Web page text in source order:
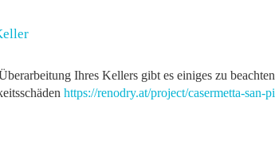
Ihres Kellers gibt es einiges zu
https://renodry.at/project/casermetta-san-